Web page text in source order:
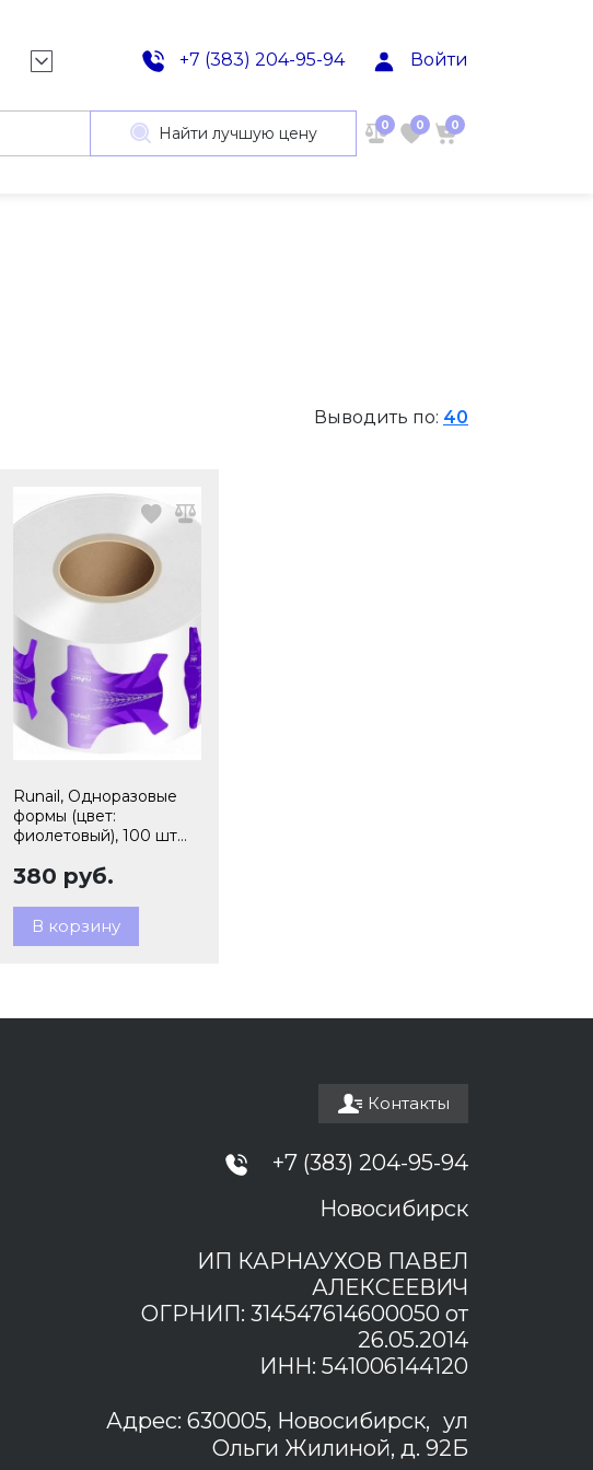
+7 (383) 204-95-94 Войти
Найти лучшую цену 0 0 0
Выводить по: 40
Runail, Одноразовые
формы (цвет:
фиолетовый), 100 шт
380 руб.
В корзину
Контакты
+7 (383) 204-95-94
Новосибирск
ИП КАРНАУХОВ ПАВЕЛ
АЛЕКСЕЕВИЧ
ОГРНИП: 314547614600050 от
26.05.2014
ИНН: 541006144120
Адрес: 630005, Новосибирск, ул
Ольги Жилиной, д. 92Б